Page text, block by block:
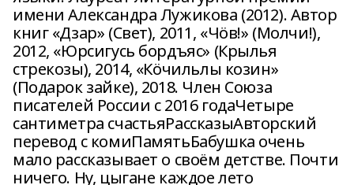
имени Александра Лужикова (2012). Автор
книг «Дзар» (Свет), 2011, «Чӧв!» (Молчи!),
2012, «Юрсигусь бордъяс» (Крылья
стрекозы), 2014, «Кӧчильлы козин»
(Подарок зайке), 2018. Член Союза
писателей России с 2016 годаЧетыре
сантиметра счастьяРассказыАвторский
перевод с комиПамятьБабушка очень
мало рассказывает о своём детстве. Почти
ничего. Ну, цыгане каждое лето